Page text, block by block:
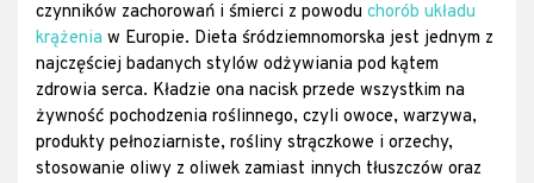
czynników zachorowań i śmierci z powodu chorób układu
krążenia w Europie. Dieta śródziemnomorska jest jednym z
najczęściej badanych stylów odżywiania pod kątem
zdrowia serca. Kładzie ona nacisk przede wszystkim na
żywność pochodzenia roślinnego, czyli owoce, warzywa,
produkty pełnoziarniste, rośliny strączkowe i orzechy,
stosowanie oliwy z oliwek zamiast innych tłuszczów oraz